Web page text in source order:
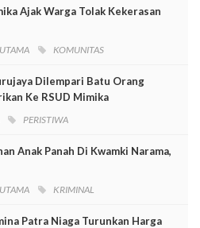
Ajak Warga Tolak Kekerasan
KOMUNITAS
Dilempari Batu Orang
Ke RSUD Mimika
PERISTIWA
Anak Panah Di Kwamki Narama,
KRIMINAL
Patra Niaga Turunkan Harga